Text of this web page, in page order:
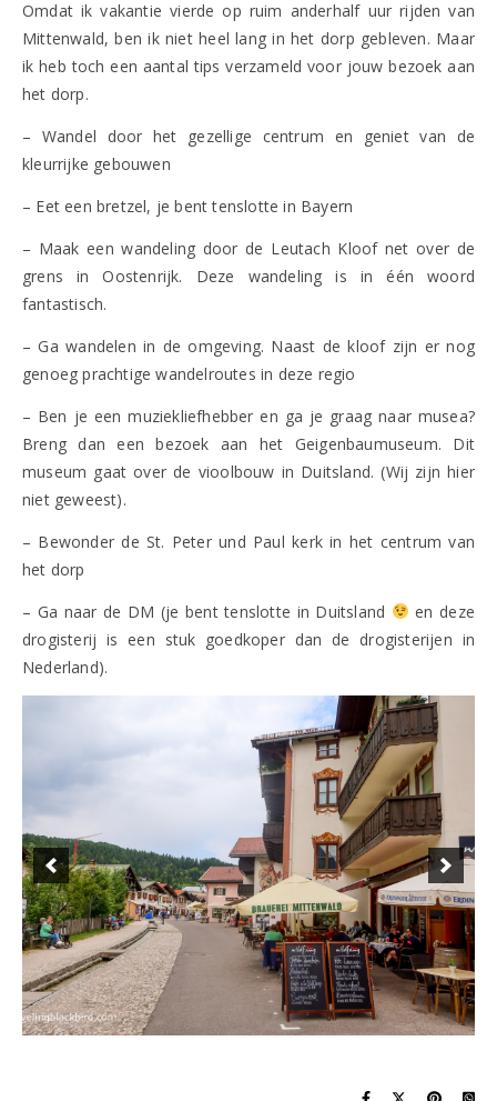
Omdat ik vakantie vierde op ruim anderhalf uur rijden van
Mittenwald, ben ik niet heel lang in het dorp gebleven. Maar
ik heb toch een aantal tips verzameld voor jouw bezoek aan
het dorp.
– Wandel door het gezellige centrum en geniet van de
kleurrijke gebouwen
– Eet een bretzel, je bent tenslotte in Bayern
– Maak een wandeling door de Leutach Kloof net over de
grens in Oostenrijk. Deze wandeling is in één woord
fantastisch.
– Ga wandelen in de omgeving. Naast de kloof zijn er nog
genoeg prachtige wandelroutes in deze regio
– Ben je een muziekliefhebber en ga je graag naar musea?
Breng dan een bezoek aan het Geigenbaumuseum. Dit
museum gaat over de vioolbouw in Duitsland. (Wij zijn hier
niet geweest).
– Bewonder de St. Peter und Paul kerk in het centrum van
het dorp
– Ga naar de DM (je bent tenslotte in Duitsland
en deze
drogisterij is een stuk goedkoper dan de drogisterijen in
Nederland).